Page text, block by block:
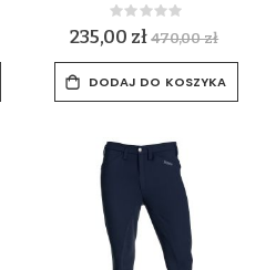
Rating:
0%
235,00 zł470,00 zł
DODAJ DO KOSZYKA